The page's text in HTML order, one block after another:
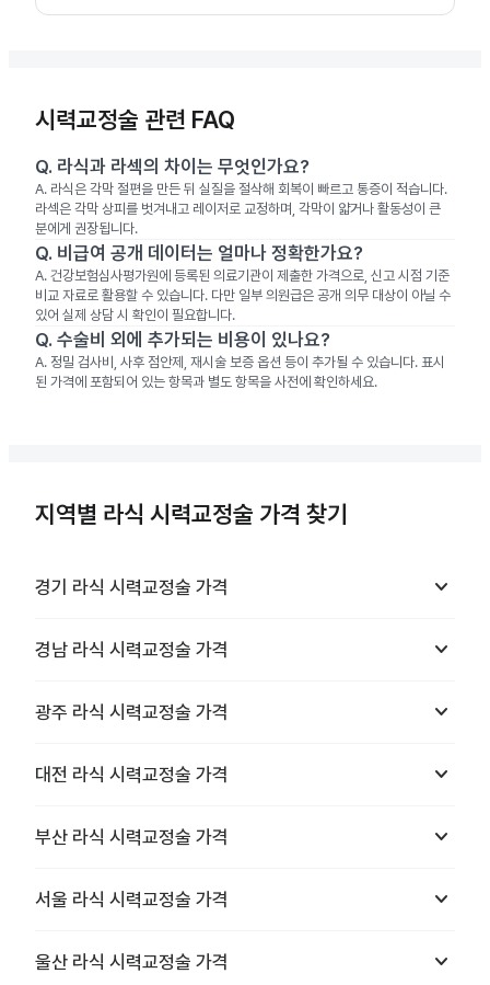
시력교정술 관련 FAQ
Q. 라식과 라섹의 차이는 무엇인가요?
A. 라식은 각막 절편을 만든 뒤 실질을 절삭해 회복이 빠르고 통증이 적습니다.
라섹은 각막 상피를 벗겨내고 레이저로 교정하며, 각막이 얇거나 활동성이 큰
분에게 권장됩니다.
Q. 비급여 공개 데이터는 얼마나 정확한가요?
A. 건강보험심사평가원에 등록된 의료기관이 제출한 가격으로, 신고 시점 기준
비교 자료로 활용할 수 있습니다. 다만 일부 의원급은 공개 의무 대상이 아닐 수
있어 실제 상담 시 확인이 필요합니다.
Q. 수술비 외에 추가되는 비용이 있나요?
A. 정밀 검사비, 사후 점안제, 재시술 보증 옵션 등이 추가될 수 있습니다. 표시
된 가격에 포함되어 있는 항목과 별도 항목을 사전에 확인하세요.
지역별 라식 시력교정술 가격 찾기
경기 라식 시력교정술 가격 keyboard_arrow_down
경남 라식 시력교정술 가격 keyboard_arrow_down
광주 라식 시력교정술 가격 keyboard_arrow_down
대전 라식 시력교정술 가격 keyboard_arrow_down
부산 라식 시력교정술 가격 keyboard_arrow_down
서울 라식 시력교정술 가격 keyboard_arrow_down
울산 라식 시력교정술 가격 keyboard_arrow_down